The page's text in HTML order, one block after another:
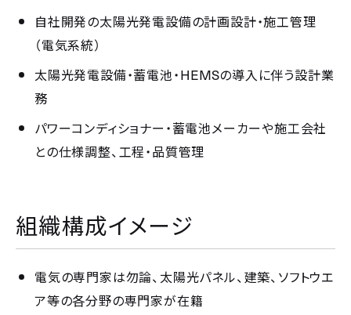
自社開発の太陽光発電設備の計画設計・施工管理
（電気系統）
太陽光発電設備・蓄電池・HEMSの導入に伴う設計業
務
パワーコンディショナー・蓄電池メーカーや施工会社
との仕様調整、工程・品質管理
組織構成イメージ
電気の専門家は勿論、太陽光パネル、建築、ソフトウエ
ア等の各分野の専門家が在籍